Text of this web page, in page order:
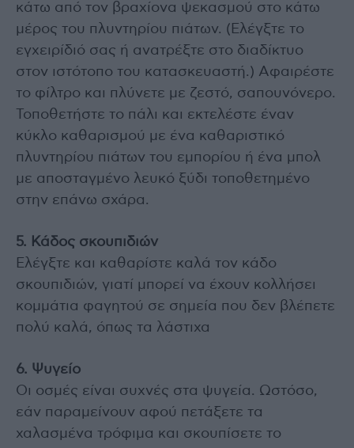
κάτω από τον βραχίονα ψεκασμού στο κάτω
μέρος του πλυντηρίου πιάτων. (Ελέγξτε το
εγχειρίδιό σας ή ανατρέξτε στο διαδίκτυο
στον ιστότοπο του κατασκευαστή.) Αφαιρέστε
το φίλτρο και πλύνετε με ζεστό, σαπουνόνερο.
Τοποθετήστε το πάλι και εκτελέστε έναν
κύκλο καθαρισμού με ένα καθαριστικό
πλυντηρίου πιάτων του εμπορίου ή ένα μπολ
με αποσταγμένο λευκό ξύδι τοποθετημένο
στην επάνω σχάρα.
5. Κάδος σκουπιδιών
Ελέγξτε και καθαρίστε καλά τον κάδο
σκουπιδιών, γιατί μπορεί να έχουν κολλήσει
κομμάτια φαγητού σε σημεία που δεν βλέπετε
πολύ καλά, όπως τα λάστιχα
6. Ψυγείο
Οι οσμές είναι συχνές στα ψυγεία. Ωστόσο,
εάν παραμείνουν αφού πετάξετε τα
χαλασμένα τρόφιμα και σκουπίσετε το